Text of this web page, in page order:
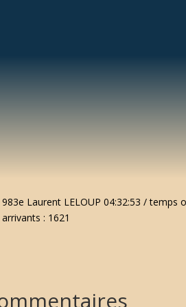
983e Laurent LELOUP 04:32:53 / temps
arrivants : 1621